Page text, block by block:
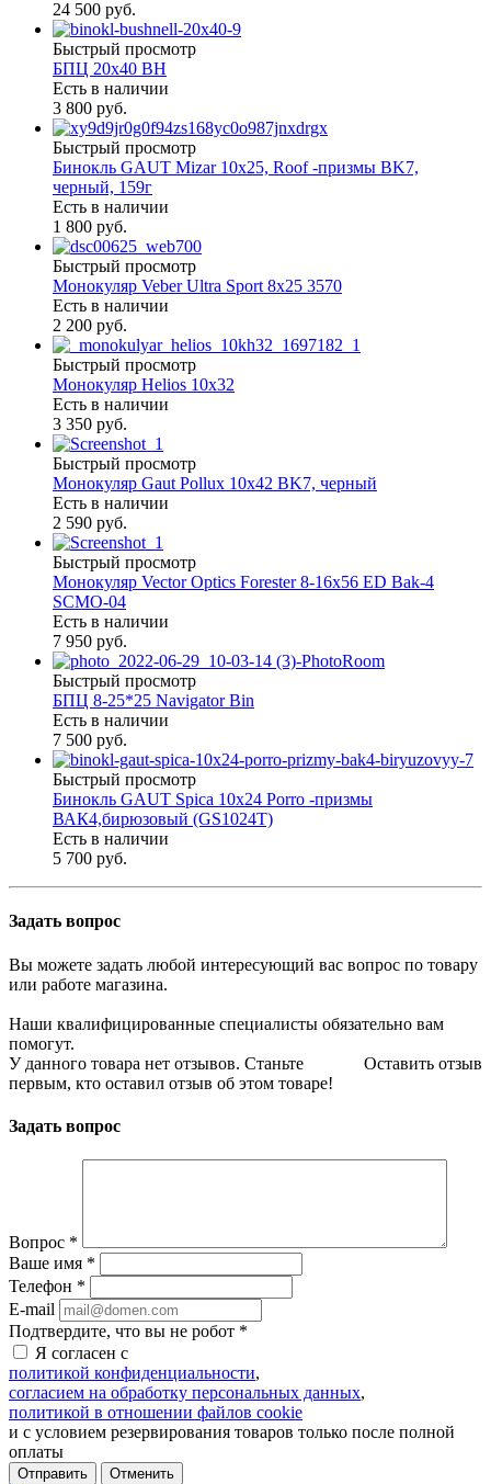
24 500 руб.
Быстрый просмотр
БПЦ 20х40 BH
Есть в наличии
3 800 руб.
Быстрый просмотр
Бинокль GAUT Mizar 10x25, Roof -призмы ВK7,
черный, 159г
Есть в наличии
1 800 руб.
Быстрый просмотр
Монокуляр Veber Ultra Sport 8х25 3570
Есть в наличии
2 200 руб.
Быстрый просмотр
Монокуляр Helios 10х32
Есть в наличии
3 350 руб.
Быстрый просмотр
Монокуляр Gaut Pollux 10х42 BK7, черный
Есть в наличии
2 590 руб.
Быстрый просмотр
Монокуляр Vector Optics Forester 8-16х56 ED Bak-4
SCMO-04
Есть в наличии
7 950 руб.
Быстрый просмотр
БПЦ 8-25*25 Navigator Bin
Есть в наличии
7 500 руб.
Быстрый просмотр
Бинокль GAUT Spica 10x24 Porro -призмы
ВАК4,бирюзовый (GS1024T)
Есть в наличии
5 700 руб.
Задать вопрос
Вы можете задать любой интересующий вас вопрос по товару
или работе магазина.
Наши квалифицированные специалисты обязательно вам
помогут.
Оставить отзыв
У данного товара нет отзывов. Станьте
первым, кто оставил отзыв об этом товаре!
Задать вопрос
Вопрос *
Ваше имя *
Телефон *
E-mail
Подтвердите, что вы не робот *
Я согласен с
политикой конфиденциальности,
согласием на обработку персональных данных,
политикой в отношении файлов cookie
и с условием резервирования товаров только после полной
оплаты
Отменить